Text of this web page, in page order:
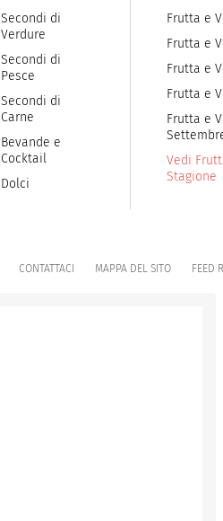
Secondi di
Verdure
Secondi di
Pesce
Secondi di
Carne
Bevande e
Cocktail
Dolci
Frutta e
Frutta e
Frutta e
Frutta e
Frutta e
Vedi
Stagione
CONTATTACI MAPPA DEL SITO FEED